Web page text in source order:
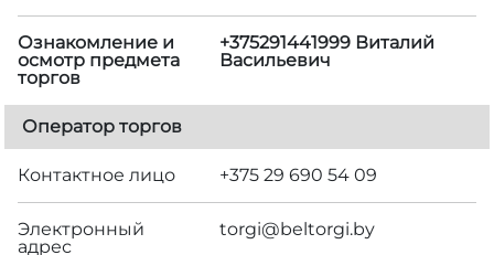
Ознакомление и
осмотр предмета
торгов
+375291441999 Виталий
Васильевич
Оператор торгов
Контактное лицо +375 29 690 54 09
Электронный
адрес
torgi@beltorgi.by